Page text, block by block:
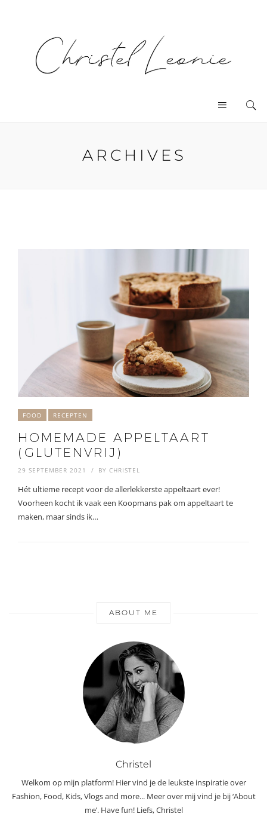
ARCHIVES
FOOD RECEPTEN
HOMEMADE APPELTAART
(GLUTENVRIJ)
29 SEPTEMBER 2021 BY CHRISTEL
Hét ultieme recept voor de allerlekkerste appeltaart ever!
Voorheen kocht ik vaak een Koopmans pak om appeltaart te
maken, maar sinds ik…
ABOUT ME
Christel
Welkom op mijn platform! Hier vind je de leukste inspiratie over
Fashion, Food, Kids, Vlogs and more... Meer over mij vind je bij ‘About
me’. Have fun! Liefs, Christel